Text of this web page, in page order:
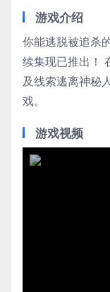
游戏介绍
你能逃脱被追杀
续集现已推出！
及线索逃离神秘
戏。
游戏视频